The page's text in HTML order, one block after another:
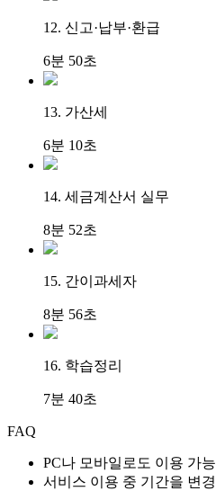
12. 신고·납부·환급
6분 50초
13. 가산세
6분 10초
14. 세금계산서 실무
8분 52초
15. 간이과세자
8분 56초
16. 학습정리
7분 40초
FAQ
PC나 모바일로도 이용 가
서비스 이용 중 기간을 변